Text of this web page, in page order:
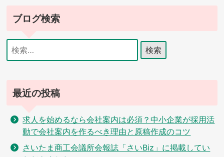
ー
ョ
ブログ検索
検
索:
最近の投稿
求人を始めるなら会社案内は必須？中小企業が採用活
動で会社案内を作るべき理由と原稿作成のコツ
さいたま商工会議所会報誌「さいBiz」に掲載してい